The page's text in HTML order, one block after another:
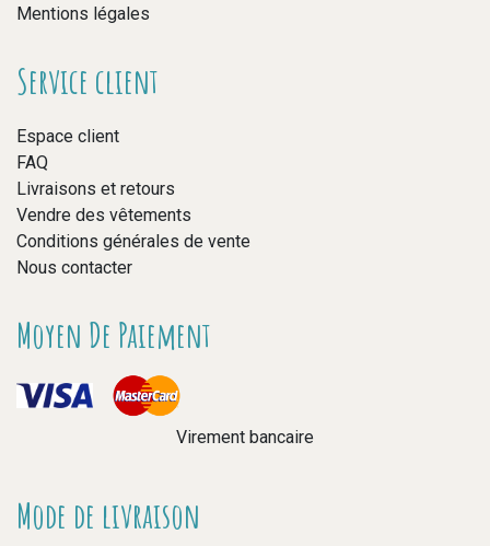
Mentions légales
Service client
Espace client
FAQ
Livraisons et retours
Vendre des vêtements
Conditions générales de vente
Nous contacter
Moyen De Paiement
Virement bancaire
Mode de livraison